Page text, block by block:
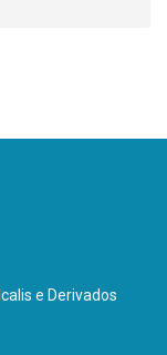
e Derivados